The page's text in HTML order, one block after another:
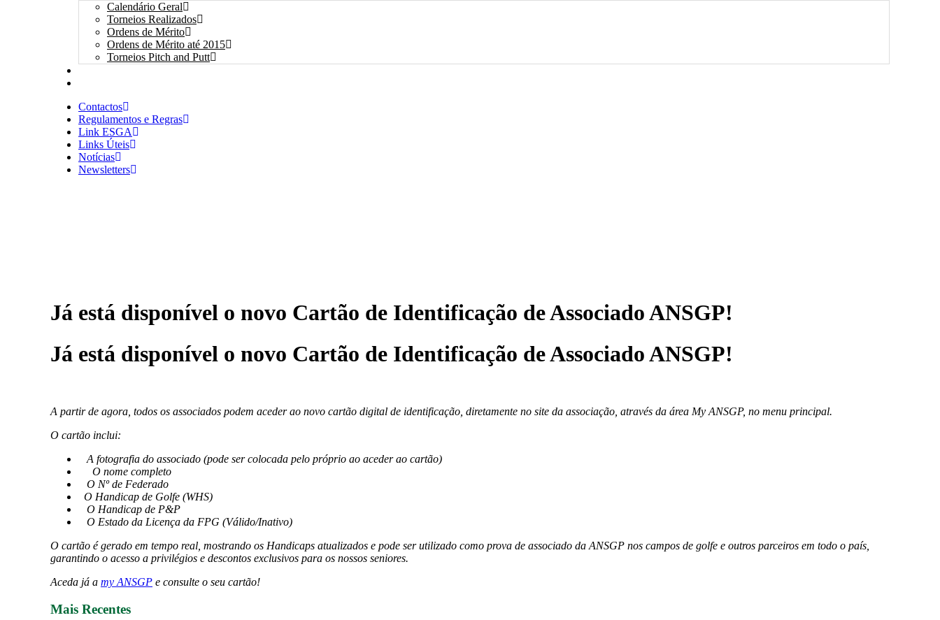
Calendário Geral
Torneios Realizados
Ordens de Mérito
Ordens de Mérito até 2015
Torneios Pitch and Putt
Contactos
Regulamentos e Regras
Link ESGA
Links Úteis
Notícias
Newsletters
Já está disponível o novo Cartão de Identificação de Associado ANSGP!
Já está disponível o novo Cartão de Identificação de Associado ANSGP!
A partir de agora, todos os associados podem aceder ao novo cartão digital de identificação, diretamente no site da associação, através da área My ANSGP, no menu principal.
O cartão inclui:
A fotografia do associado (pode ser colocada pelo próprio ao aceder ao cartão)
O nome completo
O Nº de Federado
O Handicap de Golfe (WHS)
O Handicap de P&P
O Estado da Licença da FPG (Válido/Inativo)
O cartão é gerado em tempo real, mostrando os Handicaps atualizados e pode ser utilizado como prova de associado da ANSGP nos campos de golfe e outros parceiros em todo o país,
garantindo o acesso a privilégios e descontos exclusivos para os nossos seniores.
Aceda já a my ANSGP e consulte o seu cartão!
Mais Recentes